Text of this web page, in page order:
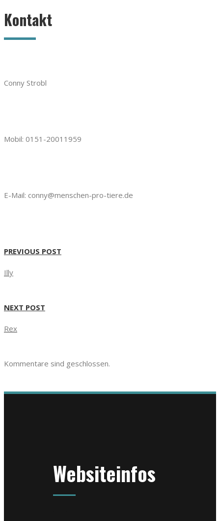
Kontakt
Conny Strobl
Mobil: 0151-20011959
E-Mail: conny@menschen-pro-tiere.de
PREVIOUS POST
Illy
NEXT POST
Rex
Kommentare sind geschlossen.
Websiteinfos